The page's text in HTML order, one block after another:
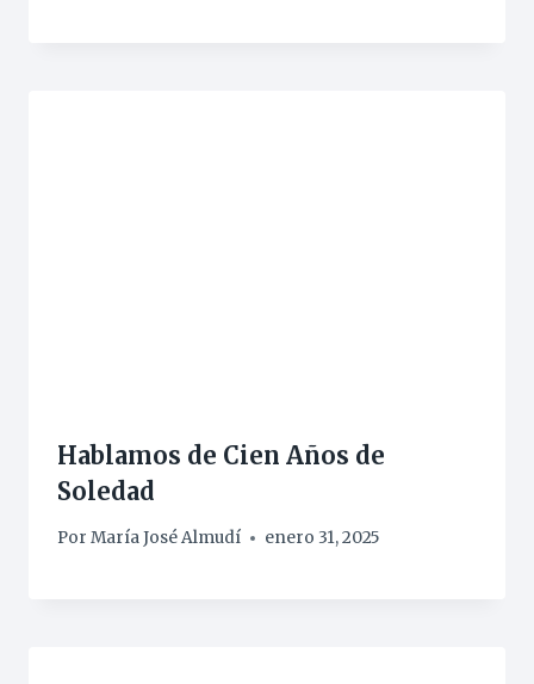
Hablamos de Cien Años de
Soledad
Por María José Almudí enero 31, 2025